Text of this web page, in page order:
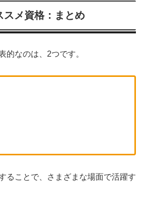
スメ資格：まとめ
的なのは、2つです。
ることで、さまざまな場面で活躍す